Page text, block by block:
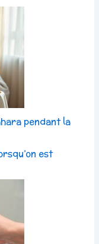
pendant la
est